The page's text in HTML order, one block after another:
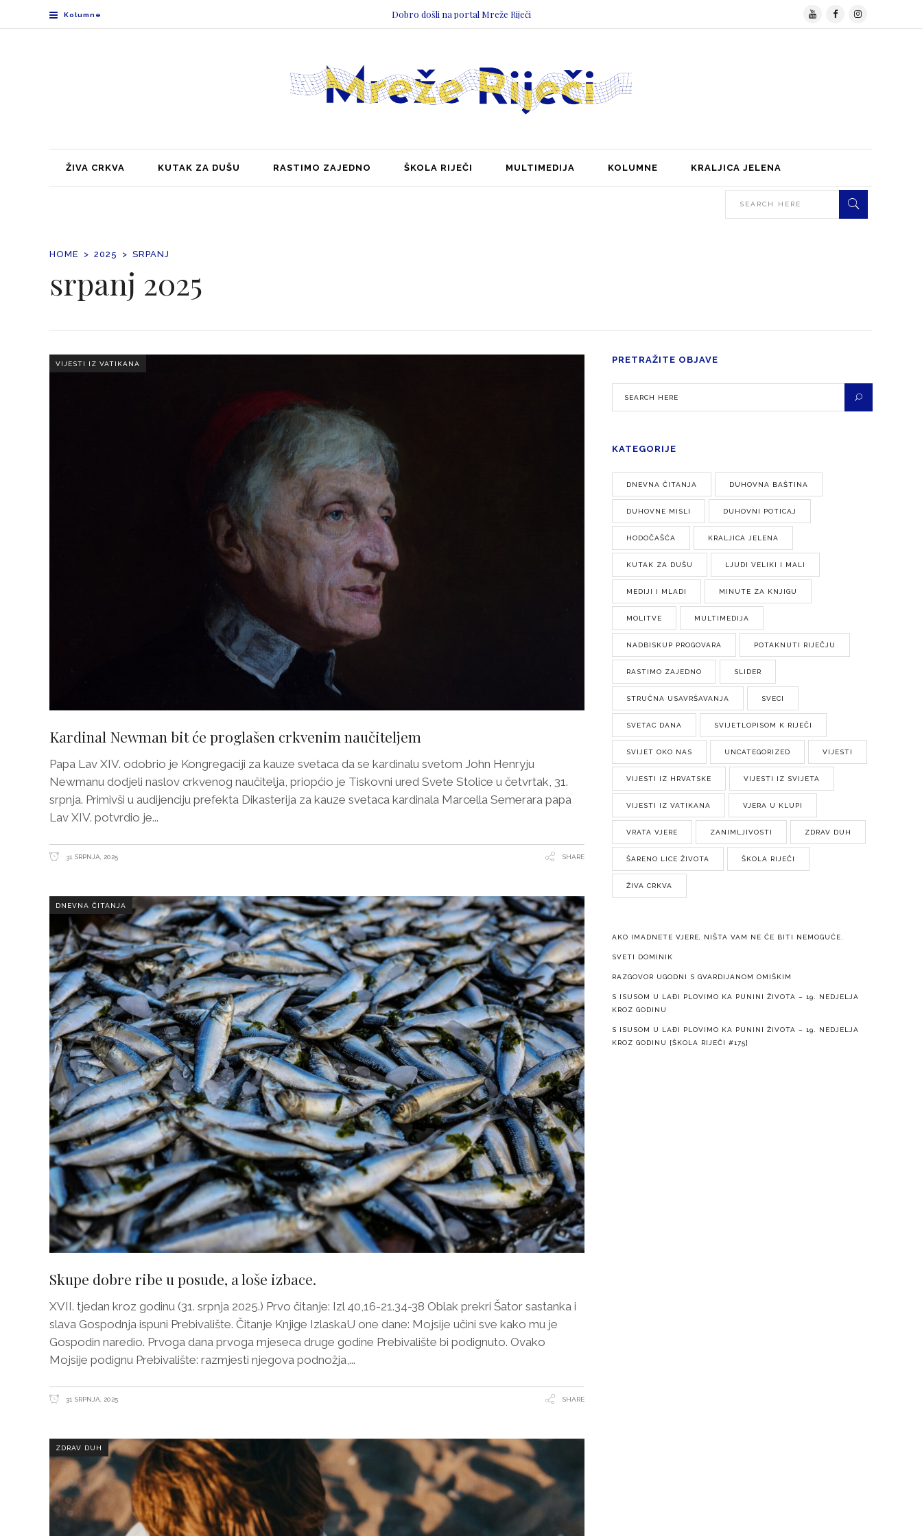
Kolumne Dobro došli na portal Mreže Riječi
ŽIVA CRKVA KUTAK ZA DUŠU RASTIMO ZAJEDNO ŠKOLA RIJEČI MULTIMEDIJA KOLUMNE KRALJICA JELENA
HOME 2025 SRPANJ
srpanj 2025
VIJESTI IZ VATIKANA
Kardinal Newman bit će proglašen crkvenim naučiteljem
Papa Lav XIV. odobrio je Kongregaciji za kauze svetaca da se kardinalu svetom John Henryju
Newmanu dodjeli naslov crkvenog naučitelja, priopćio je Tiskovni ured Svete Stolice u četvrtak, 31.
srpnja. Primivši u audijenciju prefekta Dikasterija za kauze svetaca kardinala Marcella Semerara papa
Lav XIV. potvrdio je
31 SRPNJA, 2025 SHARE
DNEVNA ČITANJA
Skupe dobre ribe u posude, a loše izbace.
XVII. tjedan kroz godinu (31. srpnja 2025.) Prvo čitanje: Izl 40,16-21.34-38 Oblak prekri Šator sastanka i
slava Gospodnja ispuni Prebivalište. Čitanje Knjige IzlaskaU one dane: Mojsije učini sve kako mu je
Gospodin naredio. Prvoga dana prvoga mjeseca druge godine Prebivalište bi podignuto. Ovako
Mojsije podignu Prebivalište: razmjesti njegova podnožja,
31 SRPNJA, 2025 SHARE
ZDRAV DUH
PRETRAŽITE OBJAVE
KATEGORIJE
DNEVNA ČITANJA DUHOVNA BAŠTINA
DUHOVNE MISLI DUHOVNI POTICAJ
HODOČAŠĆA KRALJICA JELENA
KUTAK ZA DUŠU LJUDI VELIKI I MALI
MEDIJI I MLADI MINUTE ZA KNJIGU
MOLITVE MULTIMEDIJA
NADBISKUP PROGOVARA POTAKNUTI RIJEČJU
RASTIMO ZAJEDNO SLIDER
STRUČNA USAVRŠAVANJA SVECI
SVETAC DANA SVIJETLOPISOM K RIJEČI
SVIJET OKO NAS UNCATEGORIZED VIJESTI
VIJESTI IZ HRVATSKE VIJESTI IZ SVIJETA
VIJESTI IZ VATIKANA VJERA U KLUPI
VRATA VJERE ZANIMLJIVOSTI ZDRAV DUH
ŠARENO LICE ŽIVOTA ŠKOLA RIJEČI
ŽIVA CRKVA
AKO IMADNETE VJERE, NIŠTA VAM NE ĆE BITI NEMOGUĆE.
SVETI DOMINIK
RAZGOVOR UGODNI S GVARDIJANOM OMIŠKIM
S ISUSOM U LAĐI PLOVIMO KA PUNINI ŽIVOTA – 19. NEDJELJA
KROZ GODINU
S ISUSOM U LAĐI PLOVIMO KA PUNINI ŽIVOTA – 19. NEDJELJA
KROZ GODINU [ŠKOLA RIJEČI #175]